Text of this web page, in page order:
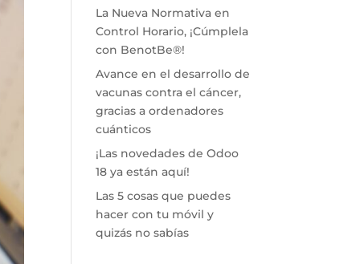
La Nueva Normativa en
Control Horario, ¡Cúmplela
con BenotBe®!
Avance en el desarrollo de
vacunas contra el cáncer,
gracias a ordenadores
cuánticos
¡Las novedades de Odoo
18 ya están aquí!
Las 5 cosas que puedes
hacer con tu móvil y
quizás no sabías